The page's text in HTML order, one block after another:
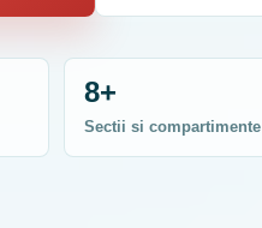
8+
Sectii si compartimente